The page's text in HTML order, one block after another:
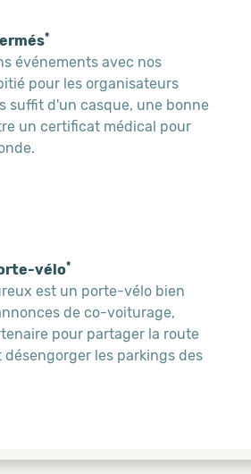
*
événements avec nos
pour les organisateurs
suffit d'un casque, une bonne
un certificat médical pour
vélo*
est un porte-vélo bien
de co-voiturage,
pour partager la route
désengorger les parkings des